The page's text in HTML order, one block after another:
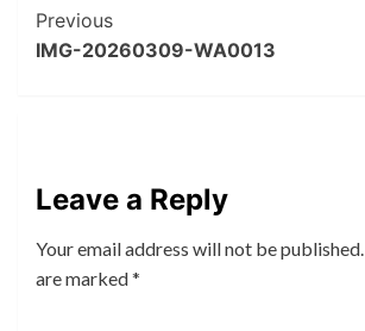
Post
Navigation
Previous
IMG-20260309-WA0013
Leave a Reply
Your email address will not be published.
are marked*